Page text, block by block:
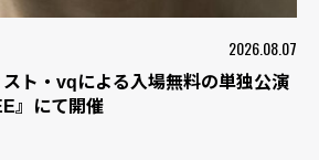
2026.08.07
ト・vqによる入場無料の単独公演
』にて開催